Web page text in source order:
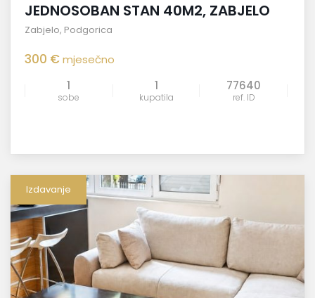
JEDNOSOBAN STAN 40M2, ZABJELO
Zabjelo, Podgorica
300 €mjesečno
1
sobe
1
kupatila
77640
ref. ID
Izdavanje